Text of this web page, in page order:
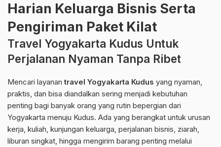
Harian Keluarga Bisnis Serta
Pengiriman Paket Kilat
Travel Yogyakarta Kudus Untuk
Perjalanan Nyaman Tanpa Ribet
Mencari layanantravel Yogyakarta Kudus yang nyaman,
praktis, dan bisa diandalkan sering menjadi kebutuhan
penting bagi banyak orang yang rutin bepergian dari
Yogyakarta menuju Kudus. Ada yang berangkat untuk urusan
kerja, kuliah, kunjungan keluarga, perjalanan bisnis, ziarah,
liburan singkat, hingga mengirim barang penting melalui